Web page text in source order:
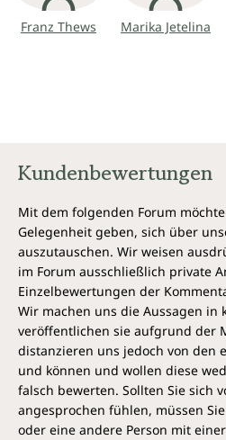
Franz Thews Marika Jetelina
Kundenbewertungen
Mit dem folgenden Forum
Gelegenheit geben, sich über
auszutauschen. Wir weisen
im Forum ausschließlich private
Einzelbewertungen der
Wir machen uns die Aussagen in
veröffentlichen sie aufgrund der
distanzieren uns jedoch von den
und können und wollen diese
falsch bewerten. Sollten Sie sich
angesprochen fühlen, müssen
oder eine andere Person mit